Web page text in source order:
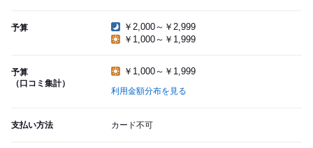
予算
￥2,000～￥2,999
￥1,000～￥1,999
予算
（口コミ集計）
￥1,000～￥1,999
利用金額分布を見る
支払い方法 カード不可